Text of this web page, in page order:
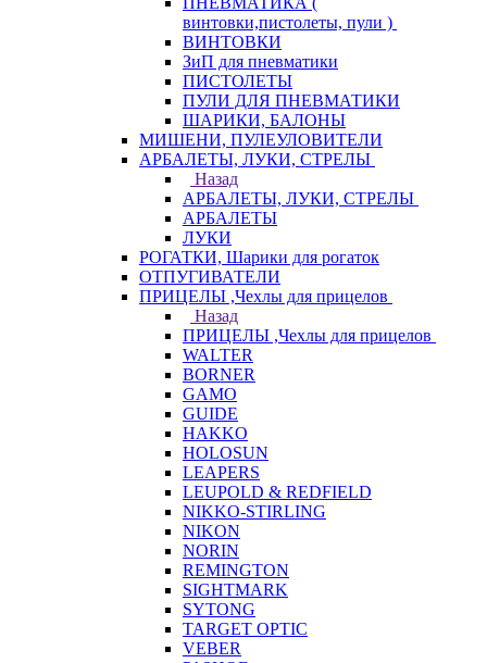
винтовки,пистолеты, пули )
ВИНТОВКИ
ЗиП для пневматики
ПИСТОЛЕТЫ
ПУЛИ ДЛЯ ПНЕВМАТИКИ
ШАРИКИ, БАЛОНЫ
МИШЕНИ, ПУЛЕУЛОВИТЕЛИ
АРБАЛЕТЫ, ЛУКИ, СТРЕЛЫ
Назад
АРБАЛЕТЫ, ЛУКИ, СТРЕЛЫ
АРБАЛЕТЫ
ЛУКИ
РОГАТКИ, Шарики для рогаток
ОТПУГИВАТЕЛИ
ПРИЦЕЛЫ ,Чехлы для прицелов
Назад
ПРИЦЕЛЫ ,Чехлы для прицелов
WALTER
BORNER
GAMO
GUIDE
HAKKO
HOLOSUN
LEAPERS
LEUPOLD & REDFIELD
NIKKO-STIRLING
NIKON
NORIN
REMINGTON
SIGHTMARK
SYTONG
TARGET OPTIC
VEBER